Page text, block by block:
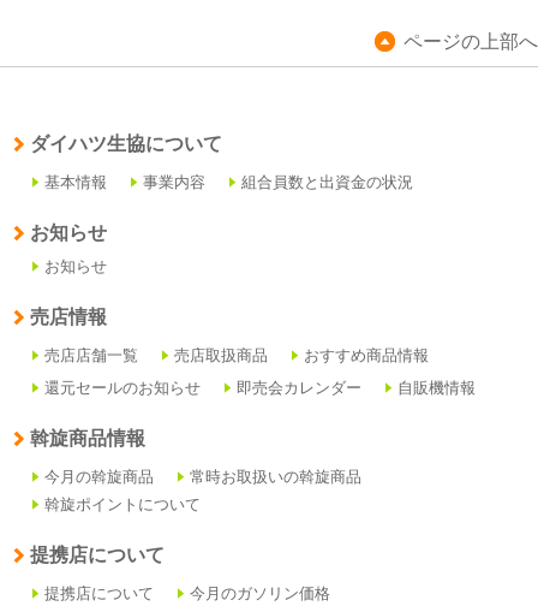
ページの上部へ
ダイハツ生協について
基本情報 事業内容 組合員数と出資金の状況
お知らせ
お知らせ
売店情報
売店店舗一覧 売店取扱商品
おすすめ商品情報
還元セールのお知らせ
即売会カレンダー 自販機情報
斡旋商品情報
今月の斡旋商品
常時お取扱いの斡旋商品
斡旋ポイントについて
提携店について
提携店について 今月のガソリン価格